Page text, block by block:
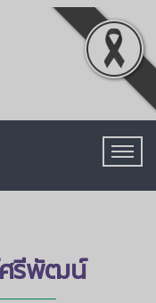
ศรีพัฒน์